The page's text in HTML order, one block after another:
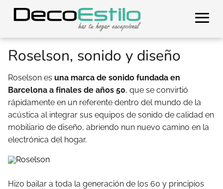
Roselson, sonido y diseño
Roselson es una marca de sonido fundada en
Barcelona a finales de años 50, que se convirtió
rápidamente en un referente dentro del mundo de la
acústica al integrar sus equipos de sonido de calidad en
mobiliario de diseño, abriendo nun nuevo camino en la
electrónica del hogar.
Hizo bailar a toda la generación de los 60 y principios